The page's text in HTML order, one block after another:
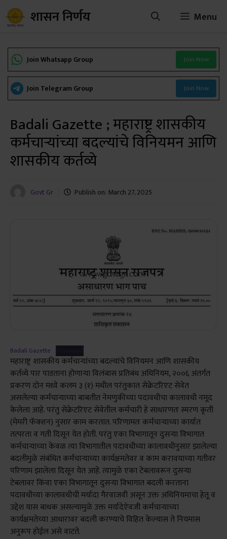
Skip
to
शासन निर्णय Menu
Join Whatsapp Group Join Now
Join Telegram Group Join Now
Badali Gazette ; महाराष्ट्र शासकीय
कर्मचाऱ्यांच्या बदल्यांचे विनियमन आणि
शासकीय कर्तव्ये
Govt Gr Publish on: March 27, 2025
Badali Gazette Download
महाराष्ट्र शासकीय कर्मचाऱ्यांच्या बदल्यांचे विनियमन आणि शासकीय
कर्तव्ये पार पाडताना होणाऱ्या विलंबास प्रतिबंध अधिनियम, २००६ अंतर्गत
प्रकरण दोन मध्ये कलम ३ (१) मधील परंतुकात सेक्रेटरिएट सेवेत
असलेल्या कर्मचाऱ्याच्या बाबतीत नेमणुकीच्या पदावधीचा कालावधी नमूद
केलेला आहे. परंतु सेक्रेटरिएट सेवेतील कर्मचारी हे साधारणतः स्मरण कृती
(मेमरी फॅक्शन) नुसार काम करतात. परिणामतः कर्मचाऱ्याच्या कार्यात
तत्परता व गती दिसून येत होती. परंतु एका विभागातून दुसऱ्या विभागात
कर्मचाऱ्याच्या केवळ त्या विभागातील पदावधीच्या कालावधीनुसार झालेल्या
बदलीमुळे संबंधित कर्मचाऱ्याच्या कार्यक्षमतेवर व काम करावयाच्या गतीवर
परिणाम झालेला दिसून येत आहे. त्यामुळे एका टेबलावरून दुसऱ्या
टेबलावर किंवा एका विभागातून दुसऱ्या विभागात बदली करताना
पदावधीच्या कालावधीची मर्यादा गैरवाजवी असून उक्त अधिनियमाचा हेतू व
उद्देश यास बाधक असल्यामुळे उक्त मर्यादेऐवजी कर्मचाऱ्याच्या
कार्यक्षमतेच्या आधारावर बदली करण्याचे विहित केल्यास ते नियमास
अनुरूप होईल असे वाटते.